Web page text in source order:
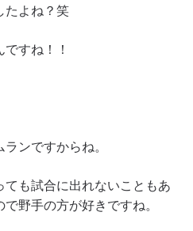
たよね？笑
すね！！
ンですからね。
も試合に出れないこともあ
野手の方が好きですね。